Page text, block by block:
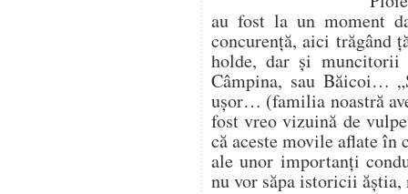
au fost la un moment
concurență, aici trăgând
holde, dar și muncitorii
Câmpina, sau Băicoi…
ușor… (familia noastră
fost vreo vizuină de
că aceste movile aflate
ale unor importanți
nu vor săpa istoricii